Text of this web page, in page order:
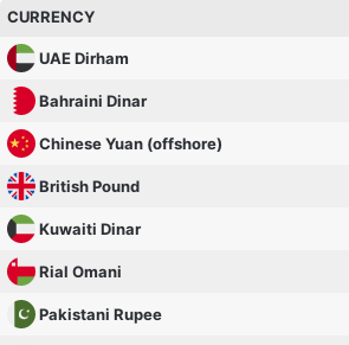
CURRENCY
UAE Dirham
Bahraini Dinar
Chinese Yuan (offshore)
British Pound
Kuwaiti Dinar
Rial Omani
Pakistani Rupee